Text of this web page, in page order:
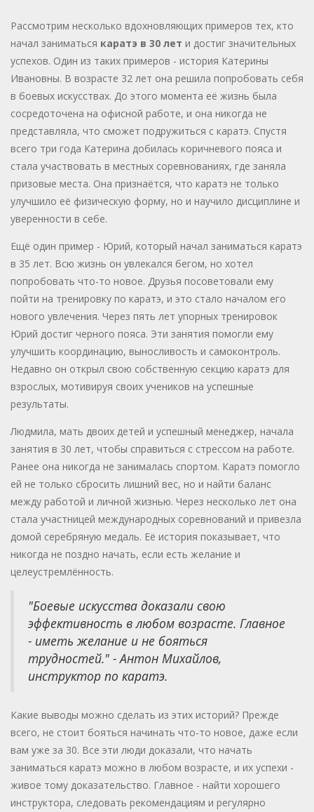
Рассмотрим несколько вдохновляющих примеров тех, кто
начал заниматься каратэ в 30 лет и достиг значительных
успехов. Один из таких примеров - история Катерины
Ивановны. В возрасте 32 лет она решила попробовать себя
в боевых искусствах. До этого момента её жизнь была
сосредоточена на офисной работе, и она никогда не
представляла, что сможет подружиться с каратэ. Спустя
всего три года Катерина добилась коричневого пояса и
стала участвовать в местных соревнованиях, где заняла
призовые места. Она признаётся, что каратэ не только
улучшило её физическую форму, но и научило дисциплине и
уверенности в себе.
Ещё один пример - Юрий, который начал заниматься каратэ
в 35 лет. Всю жизнь он увлекался бегом, но хотел
попробовать что-то новое. Друзья посоветовали ему
пойти на тренировку по каратэ, и это стало началом его
нового увлечения. Через пять лет упорных тренировок
Юрий достиг черного пояса. Эти занятия помогли ему
улучшить координацию, выносливость и самоконтроль.
Недавно он открыл свою собственную секцию каратэ для
взрослых, мотивируя своих учеников на успешные
результаты.
Людмила, мать двоих детей и успешный менеджер, начала
занятия в 30 лет, чтобы справиться с стрессом на работе.
Ранее она никогда не занималась спортом. Каратэ помогло
ей не только сбросить лишний вес, но и найти баланс
между работой и личной жизнью. Через несколько лет она
стала участницей международных соревнований и привезла
домой серебряную медаль. Её история показывает, что
никогда не поздно начать, если есть желание и
целеустремлённость.
"Боевые искусства доказали свою
эффективность в любом возрасте. Главное
- иметь желание и не бояться
трудностей." - Антон Михайлов,
инструктор по каратэ.
Какие выводы можно сделать из этих историй? Прежде
всего, не стоит бояться начинать что-то новое, даже если
вам уже за 30. Все эти люди доказали, что начать
заниматься каратэ можно в любом возрасте, и их успехи -
живое тому доказательство. Главное - найти хорошего
инструктора, следовать рекомендациям и регулярно